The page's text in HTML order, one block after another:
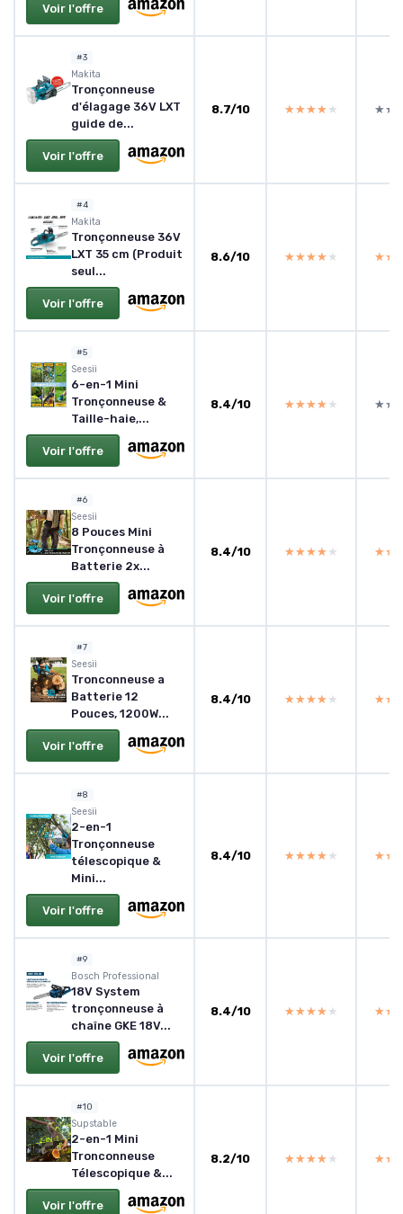
Voir l'offre
#3
Makita
Tronçonneuse
d'élagage 36V LXT
guide de...
Voir l'offre
8.7/10 ★★★★★
★★★★★
#4
Makita
Tronçonneuse 36V
LXT 35 cm (Produit
seul...
Voir l'offre
8.6/10 ★★★★★
★★★★★
#5
Seesii
6-en-1 Mini
Tronçonneuse &
Taille-haie,...
Voir l'offre
8.4/10 ★★★★★
★★★★★
#6
Seesii
8 Pouces Mini
Tronçonneuse à
Batterie 2x...
Voir l'offre
8.4/10 ★★★★★
★★★★★
#7
Seesii
Tronconneuse a
Batterie 12
Pouces, 1200W...
Voir l'offre
8.4/10 ★★★★★
★★★★★
#8
Seesii
2-en-1
Tronçonneuse
télescopique &
Mini...
Voir l'offre
8.4/10 ★★★★★
★★★★★
#9
Bosch Professional
18V System
tronçonneuse à
chaîne GKE 18V...
Voir l'offre
8.4/10 ★★★★★
★★★★★
#10
Supstable
2-en-1 Mini
Tronconneuse
Télescopique &...
Voir l'offre
8.2/10 ★★★★★
★★★★★